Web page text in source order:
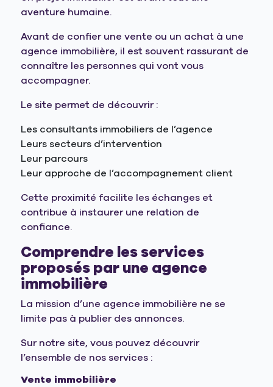
aventure humaine.
Avant de confier une vente ou un achat à une
agence immobilière, il est souvent rassurant de
connaître les personnes qui vont vous
accompagner.
Le site permet de découvrir :
Les consultants immobiliers de l’agence
Leurs secteurs d’intervention
Leur parcours
Leur approche de l’accompagnement client
Cette proximité facilite les échanges et
contribue à instaurer une relation de
confiance.
Comprendre les services
proposés par une agence
immobilière
La mission d’une agence immobilière ne se
limite pas à publier des annonces.
Sur notre site, vous pouvez découvrir
l’ensemble de nos services :
Vente immobilière